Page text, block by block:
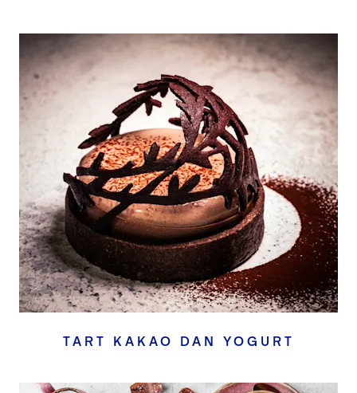
TART KAKAO DAN YOGURT